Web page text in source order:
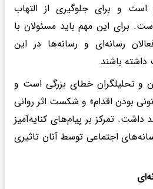
است و برای جلوگیری از التهاب
برای این مهم باید مسئولان با
رسانه‌ای و رسانه‌ها در این
داشته باشند.
و تحلیلگران خطای بزرگی است و
بودن اقدام» و شکست اثر روانی
داشت. تمرکز بر پیام‌های کنایه‌آمیز
اجتماعی توسط آنان تاثیری